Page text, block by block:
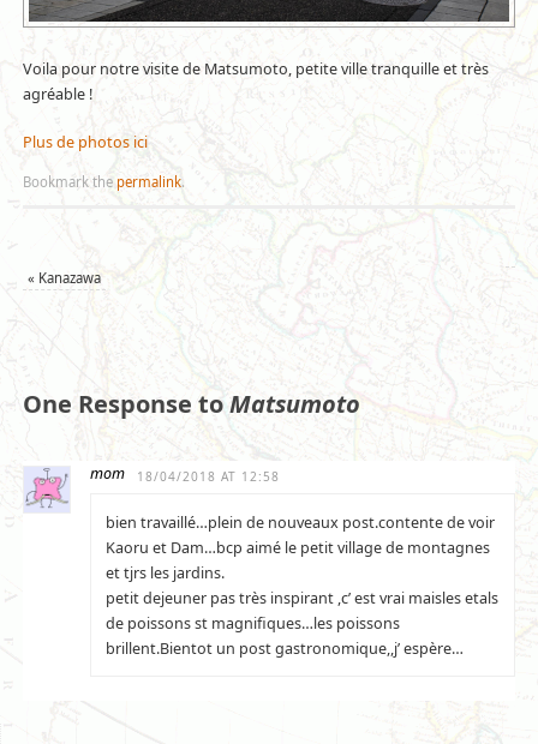
Voila pour notre visite de Matsumoto, petite ville tranquille et très
agréable !
Plus de photos ici
Bookmark the permalink.
« Kanazawa
One Response toMatsumoto
mom 18/04/2018 AT 12:58
bien travaillé…plein de nouveaux post.contente de voir
Kaoru et Dam…bcp aimé le petit village de montagnes
et tjrs les jardins.
petit dejeuner pas très inspirant ,c’ est vrai maisles etals
de poissons st magnifiques…les poissons
brillent.Bientot un post gastronomique,,j’ espère…